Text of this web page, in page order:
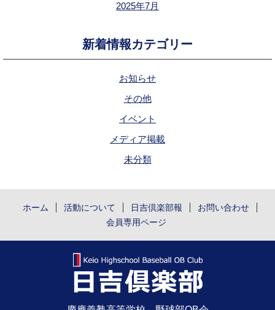
2025年7月
新着情報カテゴリー
お知らせ
その他
イベント
メディア掲載
未分類
ホーム 活動について 日吉倶楽部報
お問い合わせ
会員専用ページ